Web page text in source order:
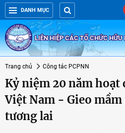
DANH MỤC
LIÊN HIỆP CÁC TỔ CHỨC
Trang chủ Công tác PCPNN
Kỷ niệm 20 năm hoạt
Việt Nam - Gieo
tương lai